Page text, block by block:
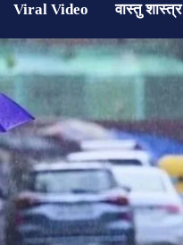
Viral Video वास्तु शास्त्र